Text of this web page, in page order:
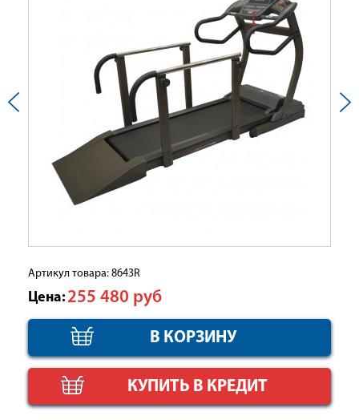
Артикул товара: 8643R
Цена: 255 480 руб
КУПИТЬ В КРЕДИТ